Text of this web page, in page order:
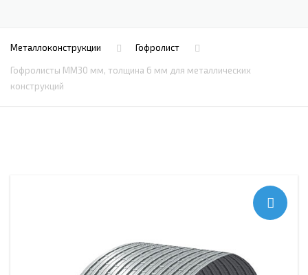
Металлоконструкции Гофролист
Гофролисты ММ30 мм, толщина 6 мм для металлических
конструкций